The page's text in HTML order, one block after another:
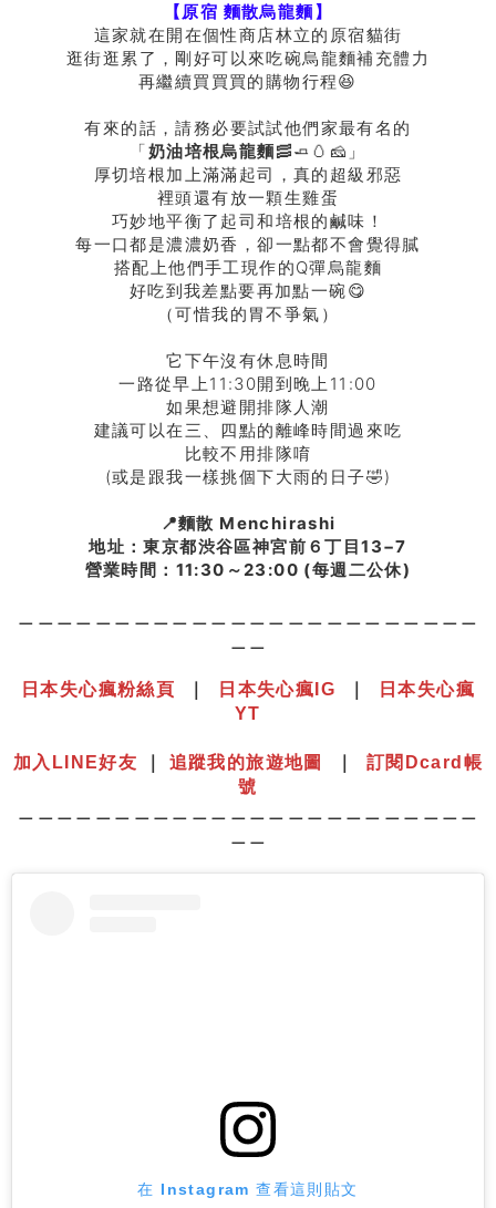
【原宿 麵散烏龍麵】
這家就在開在個性商店林立的原宿貓街
逛街逛累了，剛好可以來吃碗烏龍麵補充體力
再繼續買買買的購物行程😆
有來的話，請務必要試試他們家最有名的
「奶油培根烏龍麵🥓🧈🥚🧀」
厚切培根加上滿滿起司，真的超級邪惡
裡頭還有放一顆生雞蛋
巧妙地平衡了起司和培根的鹹味！
每一口都是濃濃奶香，卻一點都不會覺得膩
搭配上他們手工現作的Q彈烏龍麵
好吃到我差點要再加點一碗😋
（可惜我的胃不爭氣）
它下午沒有休息時間
一路從早上11:30開到晚上11:00
如果想避開排隊人潮
建議可以在三、四點的離峰時間過來吃
比較不用排隊唷
(或是跟我一樣挑個下大雨的日子🤣)
📍麵散 Menchirashi
地址：東京都渋谷區神宮前６丁目13−7
營業時間：11:30～23:00 (每週二公休)
日本失心瘋粉絲頁 日本失心瘋IG
日本失心瘋
YT
加入LINE好友
追蹤我的旅遊地圖
訂閱Dcard帳
號
在 Instagram 查看這則貼文